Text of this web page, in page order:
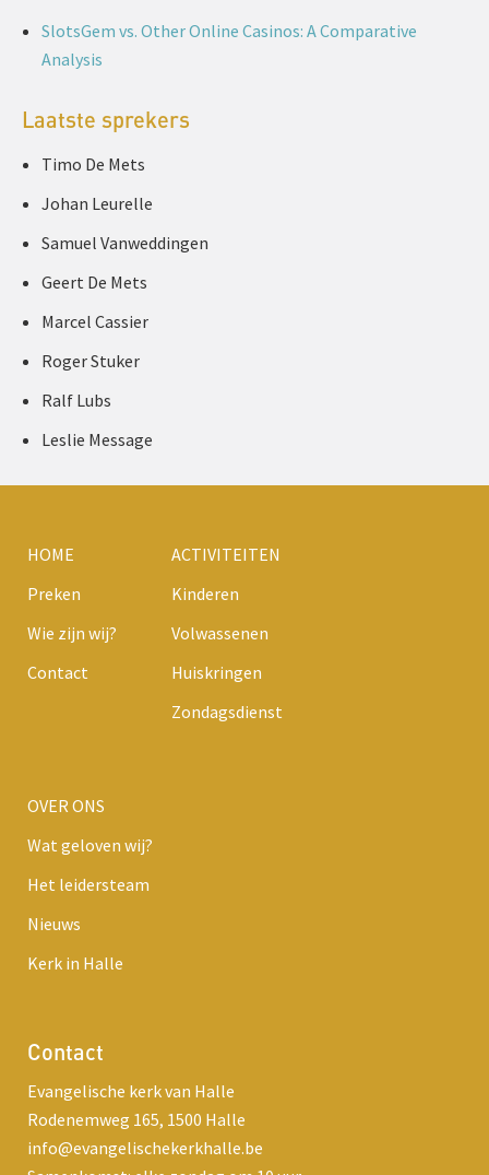
SlotsGem vs. Other Online Casinos: A Comparative
Analysis
Laatste sprekers
Timo De Mets
Johan Leurelle
Samuel Vanweddingen
Geert De Mets
Marcel Cassier
Roger Stuker
Ralf Lubs
Leslie Message
HOME
Preken
Wie zijn wij?
Contact
ACTIVITEITEN
Kinderen
Volwassenen
Huiskringen
Zondagsdienst
OVER ONS
Wat geloven wij?
Het leidersteam
Nieuws
Kerk in Halle
Contact
Evangelische kerk van Halle
Rodenemweg 165, 1500 Halle
info@evangelischekerkhalle.be